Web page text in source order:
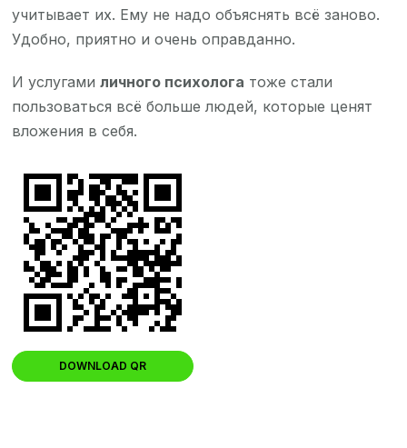
учитывает их. Ему не надо объяснять всё заново.
Удобно, приятно и очень оправданно.
И услугамиличного психолога тоже стали
пользоваться всё больше людей, которые ценят
вложения в себя.
DOWNLOAD QR